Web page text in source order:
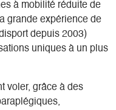
à mobilité réduite de
grande expérience de
depuis 2003)
uniques à un plus
voler, grâce à des